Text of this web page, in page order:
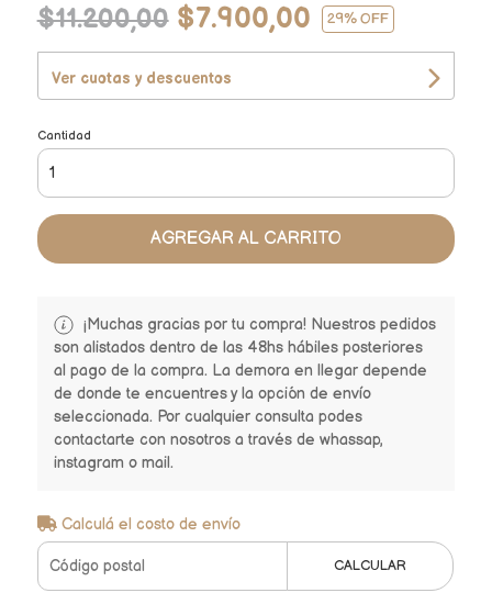
$11.200,00$7.900,00 29% OFF
Ver cuotas y descuentos
Cantidad
AGREGAR AL CARRITO
¡Muchas gracias por tu compra! Nuestros pedidos
son alistados dentro de las 48hs hábiles posteriores
al pago de la compra. La demora en llegar depende
de donde te encuentres y la opción de envío
seleccionada. Por cualquier consulta podes
contactarte con nosotros a través de whassap,
instagram o mail.
Calculá el costo de envío
CALCULAR